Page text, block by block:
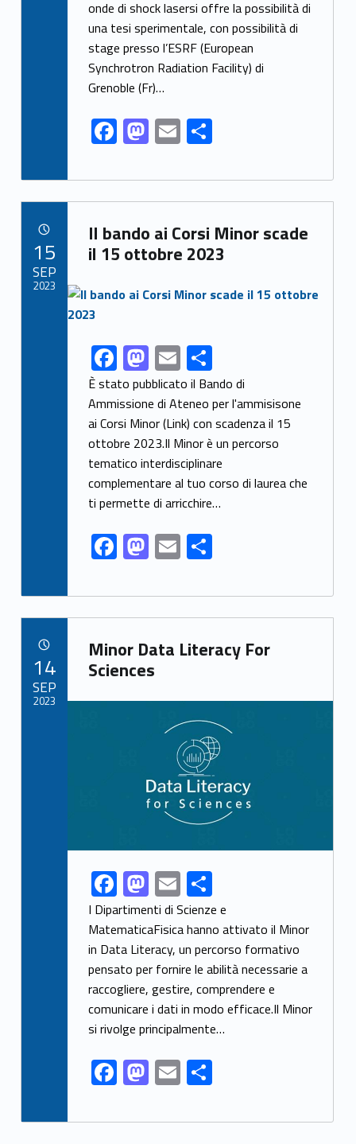
b
o
o
k
d
o
n
l e
onde di shock lasersi offre la possibilità di
una tesi sperimentale, con possibilità di
stage presso l’ESRF (European
Synchrotron Radiation Facility) di
Grenoble (Fr)…
F
ac
e
b
o
o
k
M
as
to
d
o
n
E
m
ai
l
S
h
ar
e
Link identifier archive #link-archive-7691
Il bando ai Corsi Minor scade
il 15 ottobre 2023
Link identifier archive #link-archive-thumb-soap-52107
Link identifier share facebook archive #share-link-archive-13127F
ac
e
b
o
o
k
M
as
to
d
o
n
E
m
ai
l
S
h
ar
e
È stato pubblicato il Bando di
Ammissione di Ateneo per l'ammisisone
ai Corsi Minor (Link) con scadenza il 15
ottobre 2023.Il Minor è un percorso
tematico interdisciplinare
complementare al tuo corso di laurea che
ti permette di arricchire…
F
ac
e
b
o
o
k
M
as
to
d
o
n
E
m
ai
l
S
ar
e
15
SEP
2023
Link identifier archive #link-archive-30503
Minor Data Literacy For
Sciences
Link identifier archive #link-archive-thumb-soap-62983
Link identifier share facebook archive #share-link-archive-76872F
ac
e
b
o
o
k
M
as
to
d
o
n
E
m
ai
l
S
h
ar
e
I Dipartimenti di Scienze e
MatematicaFisica hanno attivato il Minor
in Data Literacy, un percorso formativo
pensato per fornire le abilità necessarie a
raccogliere, gestire, comprendere e
comunicare i dati in modo efficace.Il Minor
si rivolge principalmente…
F
ac
e
M
as
to
E
m
ai
S
ar
14
SEP
2023